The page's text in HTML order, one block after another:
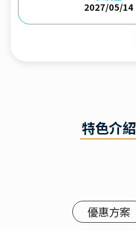
2027/05/14
特色介紹
優惠方案